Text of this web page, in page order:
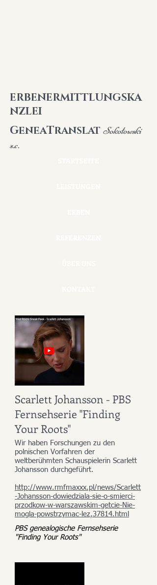
ERBENERMITTLUNGSKA
NZLEI
GENEATRANSLAT Sokołowski
s.c.
Scarlett Johansson - PBS
Fernsehserie "Finding
Your Roots"
Wir haben Forschungen zu den
polnischen Vorfahren der
weltberühmten Schauspielerin Scarlett
Johansson durchgeführt.
http://www.rmfmaxxx.pl/news/Scarlett
-Johansson-dowiedziala-sie-o-smierci-
przodkow-w-warszawskim-getcie-Nie-
mogla-powstrzymac-lez,37814.html
PBS genealogische Fernsehserie
"Finding Your Roots"